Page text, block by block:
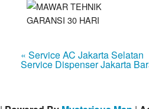
« Service AC Jakarta Selatan
Service Dispenser Jakarta